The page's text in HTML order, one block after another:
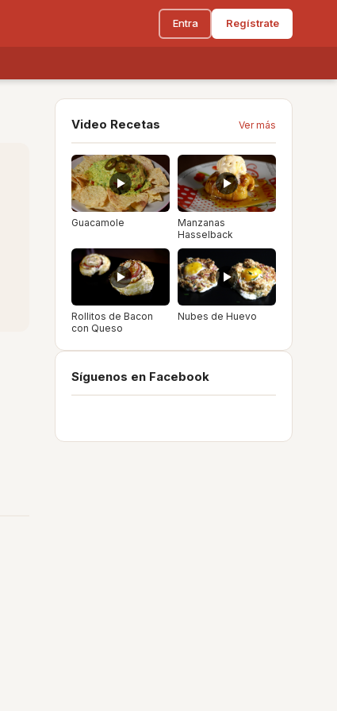
Entra Regístrate
Video Recetas Ver más
Guacamole
Manzanas
Hasselback
Rollitos de Bacon
con Queso
Nubes de Huevo
Síguenos en Facebook